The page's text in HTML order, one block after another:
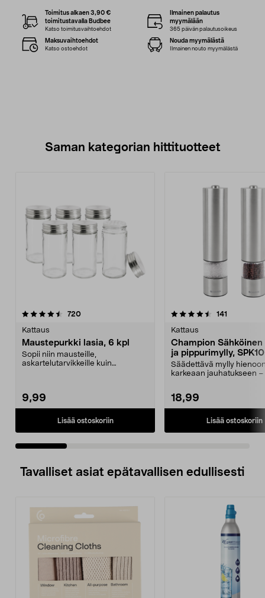
Toimitus alkaen 3,90 €
toimitustavalla Budbee
Katso toimitusvaihtoehdot
Ilmainen palautus
myymälään
365 päivän palautusoikeus
Maksuvaihtoehdot
Katso ostoehdot
Nouda myymälästä
Ilmainen nouto myymälästä
Saman kategorian hittituotteet
720arvostelut
Kattaus
Maustepurkki lasia, 6 kpl
Sopii niin mausteille,
askartelutarvikkeille kuin
9,99
Lisää ostoskoriin
4.5 viidestä
141
Kattaus
Champion
ja pippurimylly,
Säädettävä mylly
karkeaan jauhatukseen
18,99
Lisää ostoskoriin
0.0 viidestä
Tavalliset asiat epätavallisen edullisesti